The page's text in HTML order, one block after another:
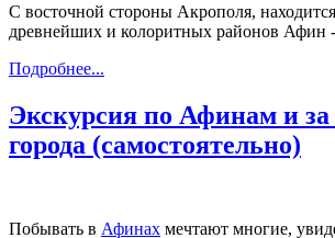
С восточной стороны Акрополя,
древнейших и колоритных районов Афин -
Подробнее...
Экскурсия по Афинам и
города (самостоятельно)
Побывать в Афинах мечтают многие,